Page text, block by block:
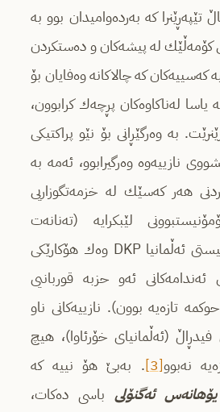
تێپەڕێنرا كە بەردەوامیدان بوو بە
كۆمەڵێك لە پیشەكان و دەستكردن
كەسییەكان كە چالاكانە وەفایان بۆ
لەناكاوەكان پڕچەك كرابوون،
بە وەرگێڕانی بۆ نێو پراكتیكی
نازییەوە وەرگیرابوو، ئەمە بە
هەر كەسێك لە خزمەتگوزاریی
لێبكرایە (تەنانەت
ئەندامبوون لە پارتی كۆمۆنیستی ئەڵمانیا DKP وەك هۆكارێكی
ئەندامەكانی ئەو حزبە قوربانیی
تازەیە بوون). نازییەكانی ناو
فیدڕاڵ (ئەڵمانیای خۆرئاوا)، هیچ
نەبوو[3]
. بەبێ هۆ نییە كە
یۆهانەس ئەگنۆلیباسی دەكات،